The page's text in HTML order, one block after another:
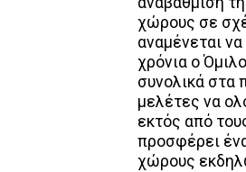
χώρους σε
αναμένεται
χρόνια ο
συνολικά στα
μελέτες να
εκτός από
προσφέρει
χώρους